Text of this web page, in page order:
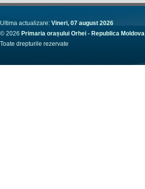
Ultima actualizare: Vineri, 07 august 2026
© 2026 Primaria orașului Orhei - Republica Moldova
Toate drepturile rezervate